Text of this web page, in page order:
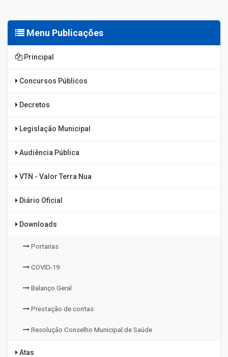
Menu Publicações
Principal
Concursos Públicos
Decretos
Legislação Municipal
Audiência Pública
VTN - Valor Terra Nua
Diário Oficial
Downloads
Portarias
COVID-19
Balanço Geral
Prestação de contas
Resolução Conselho Municipal de Saúde
Atas